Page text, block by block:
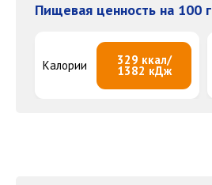
Пищевая ценность на 100 г
Калории 329 ккал/
1382 кДж